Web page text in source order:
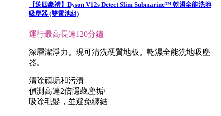
【送四豪禮】Dyson V12s Detect Slim Submarine™ 乾濕全能洗地
吸塵器 (雙電池組)
運行最高長達120分鐘
深層潔淨力。現可清洗硬質地板。乾濕全能洗地吸塵
器。
清除頑垢和污漬
偵測高達2倍隱藏塵垢1
吸除毛髮，並避免纏結